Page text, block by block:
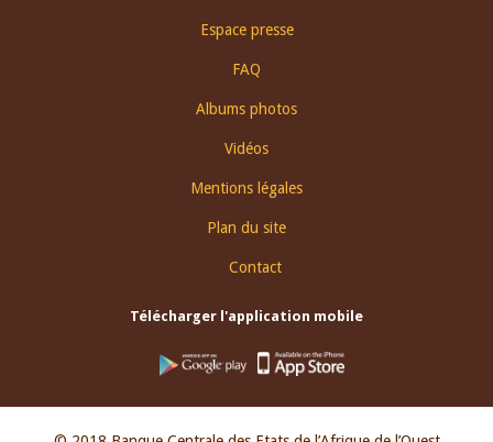
Espace presse
FAQ
Albums photos
Vidéos
Mentions légales
Plan du site
Contact
Télécharger l'application mobile